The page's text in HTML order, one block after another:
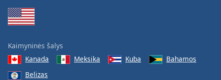
Kaimyninės šalys
Kanada
Meksika Kuba
Bahamos
Belizas